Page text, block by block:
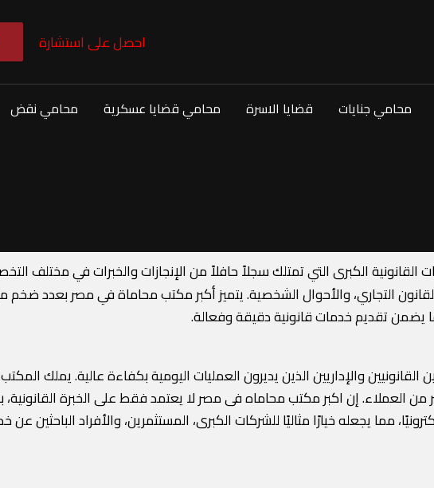
احصل على استشارة
محامي جنايات قضايا الاسرة محامي قضايا عسكرية محامي نقض
القانونية الكبرى التي تمتلك سجلاً حافلاً من الإنجازات والخبرات في مختلف
القانون التجاري، والأحوال الشخصية. يتميز أكبر مكتب محاماة في مصر بعدد
تقديم خدمات قانونية دقيقة وفعالة.
والإداريين الذين يديرون العمليات اليومية بكفاءة عالية. يملك
العملاء. إن اكبر مكتب محاماه فى مصر لا يعتمد فقط على الخبرة القانونية،
مما يجعله خيارًا مثاليًا للشركات الكبرى، المستثمرين، والأفراد الباحثين